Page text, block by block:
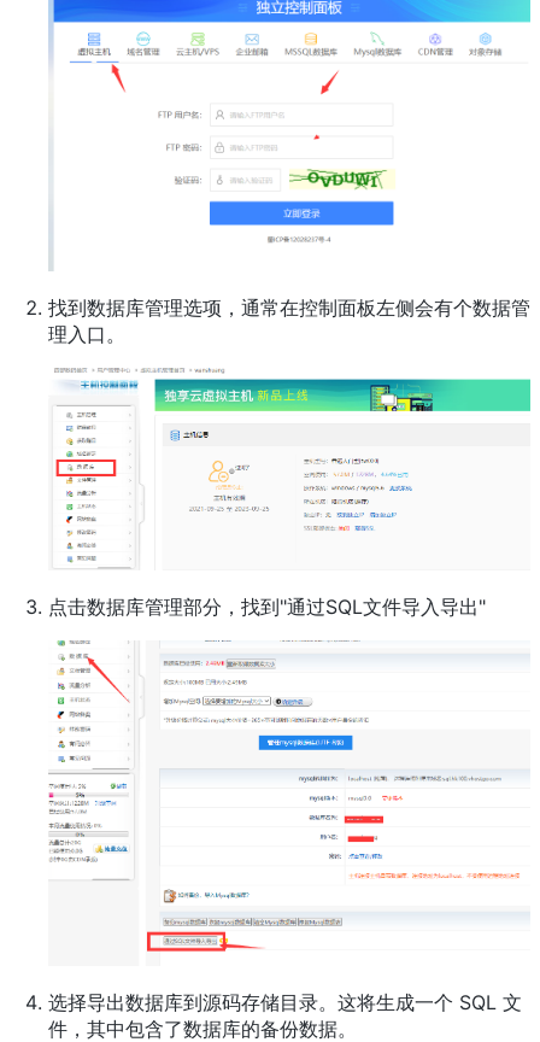
找到数据库管理选项，通常在控制面板左侧会有个数据管
理入口。
点击数据库管理部分，找到"通过SQL文件导入导出"
选择导出数据库到源码存储目录。这将生成一个 SQL 文
件，其中包含了数据库的备份数据。